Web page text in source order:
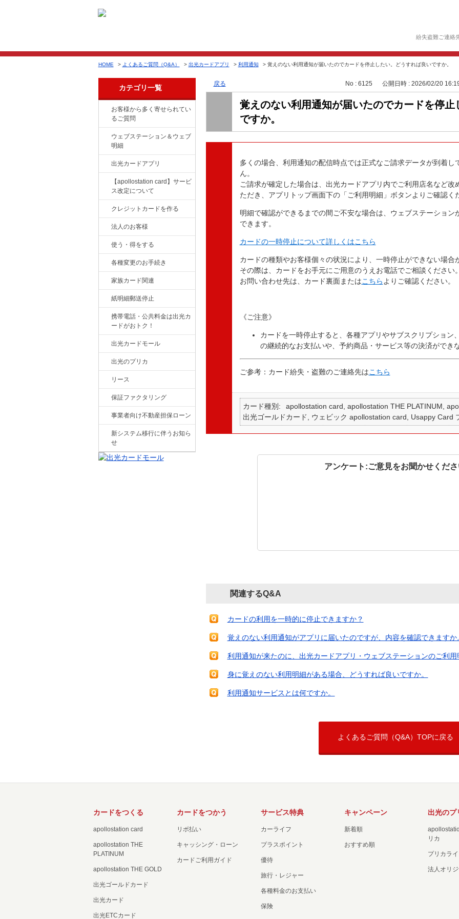
紛失盗難ご連絡
HOME > よくあるご質問（Q&A） > 出光カードアプリ > 利用通知 > 覚えのない利用通知が届いたのでカードを停止したい。どうすれば良いですか。
カテゴリ一覧
お客様から多く寄せられてい
るご質問
ウェブステーション＆ウェブ
明細
出光カードアプリ
【apollostation card】サービ
ス改定について
クレジットカードを作る
法人のお客様
使う・得をする
各種変更のお手続き
家族カード関連
紙明細郵送停止
携帯電話・公共料金は出光カ
ードがおトク！
出光カードモール
出光のプリカ
リース
保証ファクタリング
事業者向け不動産担保ローン
新システム移行に伴うお知ら
せ
戻る No : 6125 公開日時 : 2026/02/20
覚えのない利用通知が届いたのでカードを停
ですか。
多くの場合、利用通知の配信時点では正式なご請求データが到着
ん。
ご請求が確定した場合は、出光カードアプリ内でご利用店名など
ただき、アプリトップ画面下の「ご利用明細」ボタンよりご確認く
明細で確認ができるまでの間ご不安な場合は、ウェブステーショ
できます。
カードの一時停止について詳しくはこちら
カードの種類やお客様個々の状況により、一時停止ができない場合
その際は、カードをお手元にご用意のうえお電話でご相談ください。
お問い合わせ先は、カード裏面またはこちら よりご確認ください。
《ご注意》
カードを一時停止すると、各種アプリやサブスクリプション
の継続的なお支払いや、予約商品・サービス等の決済ができ
ご参考：カード紛失・盗難のご連絡先はこちら
カード種別
apollostation card, apollostation THE PLATINUM,
出光ゴールドカード, ウェビック apollostation card, Usappy Card
アンケート:ご意見をお聞かせくだ
関連するQ&A
カードの利用を一時的に停止できますか？
覚えのない利用通知がアプリに届いたのですが、内容を確認できますか
利用通知が来たのに、出光カードアプリ・ウェブステーションのご利用
身に覚えのない利用明細がある場合、どうすれば良いですか。
利用通知サービスとは何ですか。
よくあるご質問（Q&A）TOPに戻る
カードをつくる
apollostation card
apollostation THE
PLATINUM
apollostation THE GOLD
出光ゴールドカード
出光カード
出光ETCカード
カードをつかう
リボ払い
キャッシング・ローン
カードご利用ガイド
サービス特典
カーライフ
プラスポイント
優待
旅行・レジャー
各種料金のお支払い
保険
キャンペーン
新着順
おすすめ順
出光のプ
リカ
プリカラ
法人オリ